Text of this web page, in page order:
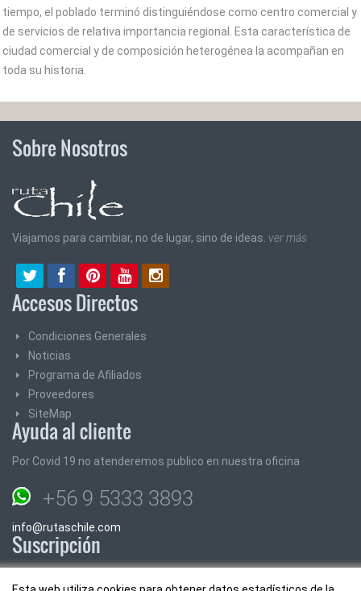
tiempo, el poblado terminó distinguiéndose como centro comercial y
de servicios de relativa importancia regional. Esta característica de
ciudad comercial y de composición heterogénea la acompañan en
toda su historia.
Sobre Nosotros
Viajamos para cambiar, no de lugar, sino de ideas. ver más
Accesos Directos
Condiciones Generales
Noticias
Programa de Afiliados
Proveedores
SiteMap
Ayuda al cliente
Por Covid 19 no atenderemos publico en nuestra oficina
+56 9 5333 3893
info@rutaschile.com
Suscripción